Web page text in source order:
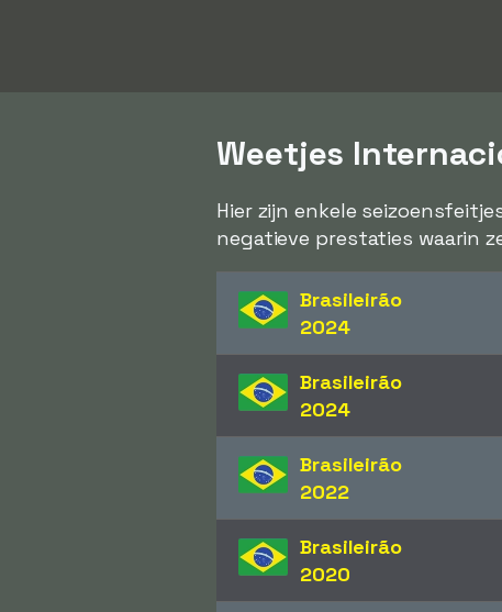
Weetjes
Hier zijn enkele
negatieve prestaties waarin
Brasileirão
2024
Brasileirão
2024
Brasileirão
2022
Brasileirão
2020